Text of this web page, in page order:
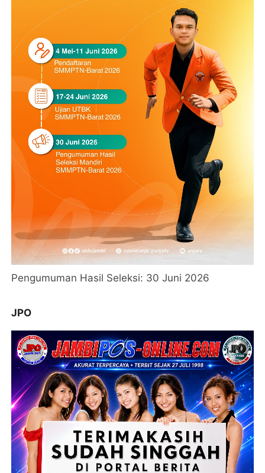
Pengumuman Hasil Seleksi: 30 Juni 2026
JPO